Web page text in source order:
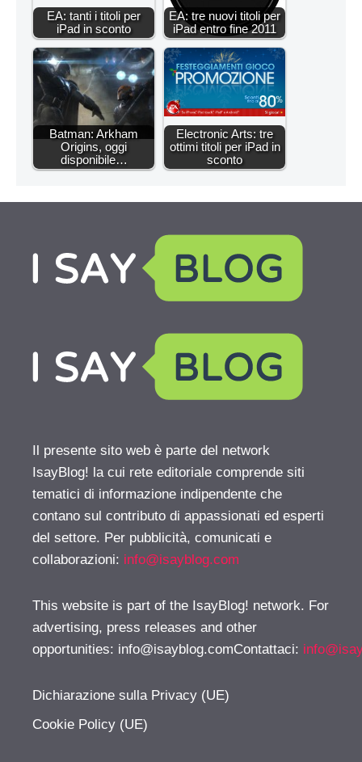
EA: tanti i titoli per
iPad in sconto
EA: tre nuovi titoli per
iPad entro fine 2011
Batman: Arkham
Origins, oggi
disponibile…
Electronic Arts: tre
ottimi titoli per iPad in
sconto
Il presente sito web è parte del network
IsayBlog! la cui rete editoriale comprende siti
tematici di informazione indipendente che
contano sul contributo di appassionati ed esperti
del settore. Per pubblicità, comunicati e
collaborazioni: info@isayblog.com
This website is part of the IsayBlog! network. For
advertising, press releases and other
opportunities: info@isayblog.comContattaci:
Dichiarazione sulla Privacy (UE)
Cookie Policy (UE)